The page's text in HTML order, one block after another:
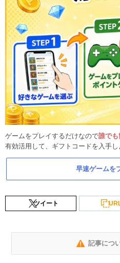
ゲームをプレイするだけなので誰でも
有効活用して、ギフトコードを入手し
早速ゲームを
ツイート
記事につ